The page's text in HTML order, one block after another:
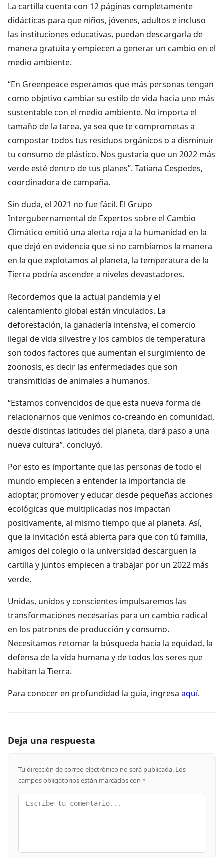
La cartilla cuenta con 12 páginas completamente
didácticas para que niños, jóvenes, adultos e incluso
las instituciones educativas, puedan descargarla de
manera gratuita y empiecen a generar un cambio en el
medio ambiente.
“En Greenpeace esperamos que más personas tengan
como objetivo cambiar su estilo de vida hacia uno más
sustentable con el medio ambiente. No importa el
tamaño de la tarea, ya sea que te comprometas a
compostar todos tus residuos orgánicos o a disminuir
tu consumo de plástico. Nos gustaría que un 2022 más
verde esté dentro de tus planes”. Tatiana Cespedes,
coordinadora de campaña.
Sin duda, el 2021 no fue fácil. El Grupo
Intergubernamental de Expertos sobre el Cambio
Climático emitió una alerta roja a la humanidad en la
que dejó en evidencia que si no cambiamos la manera
en la que explotamos al planeta, la temperatura de la
Tierra podría ascender a niveles devastadores.
Recordemos que la actual pandemia y el
calentamiento global están vinculados. La
deforestación, la ganadería intensiva, el comercio
ilegal de vida silvestre y los cambios de temperatura
son todos factores que aumentan el surgimiento de
zoonosis, es decir las enfermedades que son
transmitidas de animales a humanos.
“Estamos convencidos de que esta nueva forma de
relacionarnos que venimos co-creando en comunidad,
desde distintas latitudes del planeta, dará paso a una
nueva cultura”. concluyó.
Por esto es importante que las personas de todo el
mundo empiecen a entender la importancia de
adoptar, promover y educar desde pequeñas acciones
ecológicas que multiplicadas nos impactan
positivamente, al mismo tiempo que al planeta. Así,
que la invitación está abierta para que con tú familia,
amigos del colegio o la universidad descarguen la
cartilla y juntos empiecen a trabajar por un 2022 más
verde.
Unidas, unidos y conscientes impulsaremos las
transformaciones necesarias para un cambio radical
en los patrones de producción y consumo.
Necesitamos retomar la búsqueda hacia la equidad, la
defensa de la vida humana y de todos los seres que
habitan la Tierra.
Para conocer en profundidad la guía, ingresa aquí.
Deja una respuesta
Tu dirección de correo electrónico no será publicada. Los
campos obligatorios están marcados con *